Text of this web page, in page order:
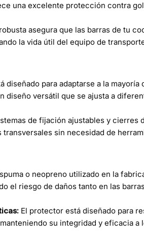
una excelente protección contra
asegura que las barras de tu
la vida útil del equipo de
diseñado para adaptarse a la mayoría
diseño versátil que se ajusta a
de fijación ajustables y cierres
sin necesidad de
o neopreno utilizado en la
el riesgo de daños tanto en las
El protector está diseñado para
su integridad y eficacia a